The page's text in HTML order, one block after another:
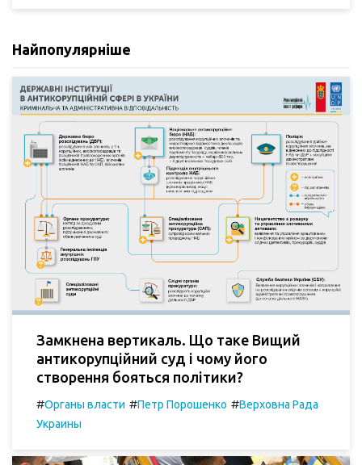
Найпопулярніше
Замкнена вертикаль. Що таке Вищий
антикорупційний суд і чому його
створення бояться політики?
#Органы власти #Петр Порошенко #Верховна Рада
Украины